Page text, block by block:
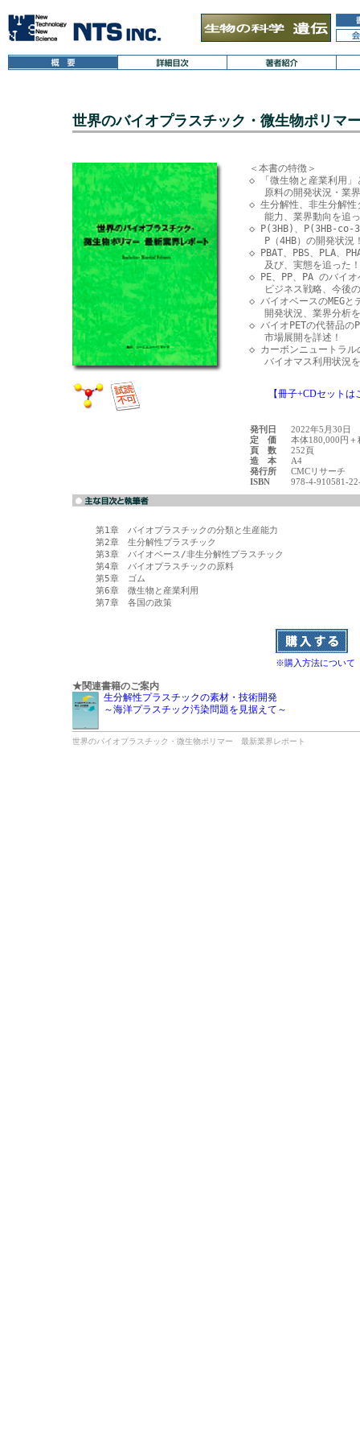
世界のバイオプラスチック・微生物ポリ
＜本書の特徴＞
◇ 「微生物と産業利用」
原料の開発状況・業
◇ 生分解性、非生分解性
能力、業界動向を追
◇ P(3HB)、P(3HB-co-
P（4HB）の開発状況
◇ PBAT、PBS、PLA、
及び、実態を追った！
◇ PE、PP、PA のバイ
ビジネス戦略、今後
◇ バイオベースのMEGと
開発状況、業界分析
◇ バイオPETの代替品の
市場展開を詳述！
◇ カーボンニュートラル
【冊子+CDセットは
発刊日
2022年5月30日
定 価
本体180,000円＋
頁 数
252頁
造 本
A4
発行所
CMCリサーチ
ISBN
978-4-910581-
第1章　バイオプラスチックの分類と生産能力
第2章　生分解性プラスチック
第3章　バイオベース/非生分解性プラスチック
第4章　バイオプラスチックの原料
第5章　ゴム
第6章　微生物と産業利用
第7章　各国の政策
※購入方法について
★関連書籍のご案内
生分解性プラスチックの素材・技術開発
～海洋プラスチック汚染問題を見据えて～
世界のバイオプラスチック・微生物ポリマー 最新業界レポート